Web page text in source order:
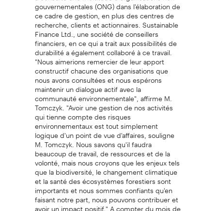
gouvernementales (ONG) dans l'élaboration de
ce cadre de gestion, en plus des centres de
recherche, clients et actionnaires. Sustainable
Finance Ltd., une société de conseillers
financiers, en ce qui a trait aux possibilités de
durabilité a également collaboré à ce travail.
"Nous aimerions remercier de leur apport
constructif chacune des organisations que
nous avons consultées et nous espérons
maintenir un dialogue actif avec la
communauté environnementale", affirme M.
Tomczyk. "Avoir une gestion de nos activités
qui tienne compte des risques
environnementaux est tout simplement
logique d'un point de vue d'affaires, souligne
M. Tomczyk. Nous savons qu'il faudra
beaucoup de travail, de ressources et de la
volonté, mais nous croyons que les enjeux tels
que la biodiversité, le changement climatique
et la santé des écosystèmes forestiers sont
importants et nous sommes confiants qu'en
faisant notre part, nous pouvons contribuer et
avoir un impact positif." A compter du mois de